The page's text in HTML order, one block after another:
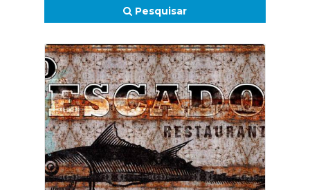
Pesquisar